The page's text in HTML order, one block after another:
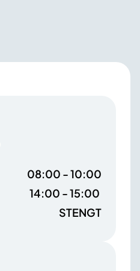
08:00 - 10:00
14:00 - 15:00
STENGT